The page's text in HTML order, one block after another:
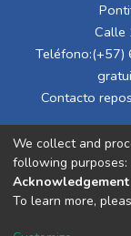
Calle
Contacto
We collect and
following purposes:
To learn more,